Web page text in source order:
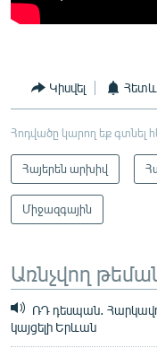
Կիսվել
Հոդվածը կարող եք գտնել
Հայերեն արխիվ
Միջազգային
Առնչվող
ՌԴ դեսպան․
կայցելի Երևան